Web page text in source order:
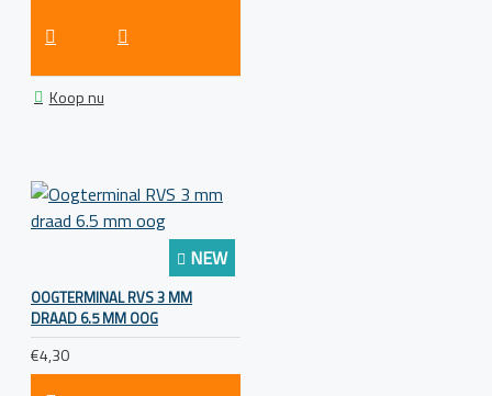
Koop nu
NEW
OOGTERMINAL RVS 3 MM
DRAAD 6.5 MM OOG
€4,30